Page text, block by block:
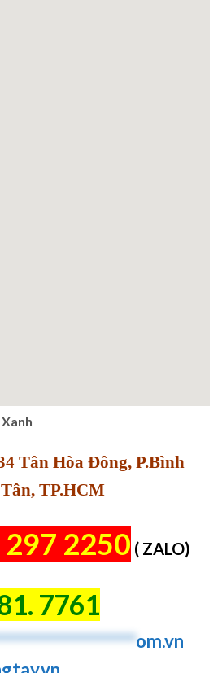
Tân Hòa Đông, P.Bình
TP.HCM
2250 ( ZALO)
7761
om.vn